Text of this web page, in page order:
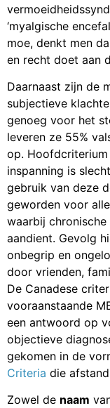
‘myalgische
moe, denkt men
en recht doet aan
Daarnaast zijn de
subjectieve
genoeg voor het
leveren ze 55%
op. Hoofdcriterium
inspanning is
gebruik van deze
geworden voor
waarbij
aandient. Gevolg
onbegrip en
door vrienden,
De Canadese
vooraanstaande
een antwoord op
objectieve
gekomen in de
Criteria die afstand
Zowel de naam